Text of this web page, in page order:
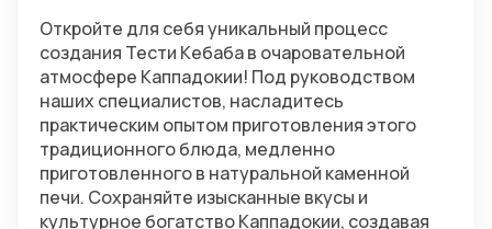
Откройте для себя уникальный процесс
создания Тести Кебаба в очаровательной
атмосфере Каппадокии! Под руководством
наших специалистов, насладитесь
практическим опытом приготовления этого
традиционного блюда, медленно
приготовленного в натуральной каменной
печи. Сохраняйте изысканные вкусы и
культурное богатство Каппадокии, создавая